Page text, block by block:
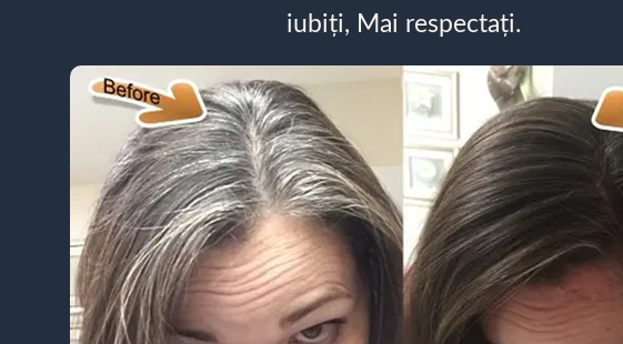
iubiți, Mai respectați.